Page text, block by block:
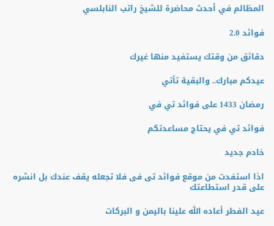
المظالم في أحدث محاضرة للشيخ راتب النابلسي
فوائد 2.0
دقائق من وقتك يستفيد منها غيرك
عيدكم مبارك.. والبقية تأتي
رمضان 1433 على فوائد تي في
فوائد تي في يحتاج مساعدتكم
خادم جديد
اذا استفدت من موقع فوائد تى فى فلا تجعله يقف عندك بل انشره
على قدر استطاعتك
عيد الفطر أعاده الله علينا باليمن و البركات